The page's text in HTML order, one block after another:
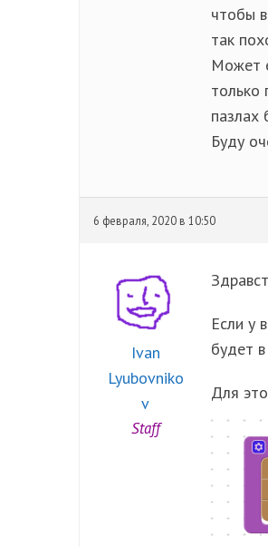
чтобы
так
Может
только
пазлах
Буду
6 февраля, 2020 в 10:50
Ivan
Lyubovniko
v
Staff
Если у
будет
Для